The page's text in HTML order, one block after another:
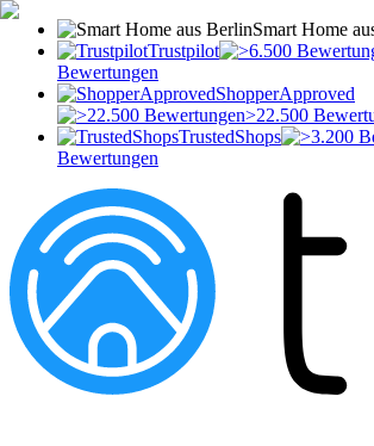
Smart Home
Trustpilot
Bewertungen
ShopperApproved
>22.500
TrustedShops
Bewertungen